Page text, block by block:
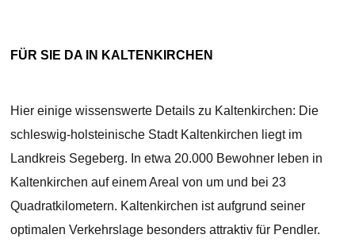
FÜR SIE DA IN KALTENKIRCHEN
Hier einige wissenswerte Details zu Kaltenkirchen: Die
schleswig-holsteinische Stadt Kaltenkirchen liegt im
Landkreis Segeberg. In etwa 20.000 Bewohner leben in
Kaltenkirchen auf einem Areal von um und bei 23
Quadratkilometern. Kaltenkirchen ist aufgrund seiner
optimalen Verkehrslage besonders attraktiv für Pendler.